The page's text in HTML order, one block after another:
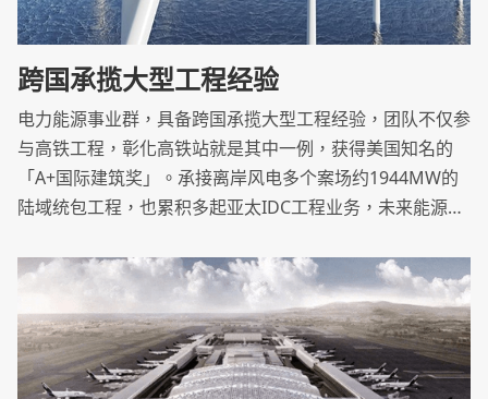
跨国承揽大型工程经验
电力能源事业群，具备跨国承揽大型工程经验，团队不仅参
与高铁工程，彰化高铁站就是其中一例，获得美国知名的
「A+国际建筑奖」。承接离岸风电多个案场约1944MW的
陆域统包工程，也累积多起亚太IDC工程业务，未来能源事